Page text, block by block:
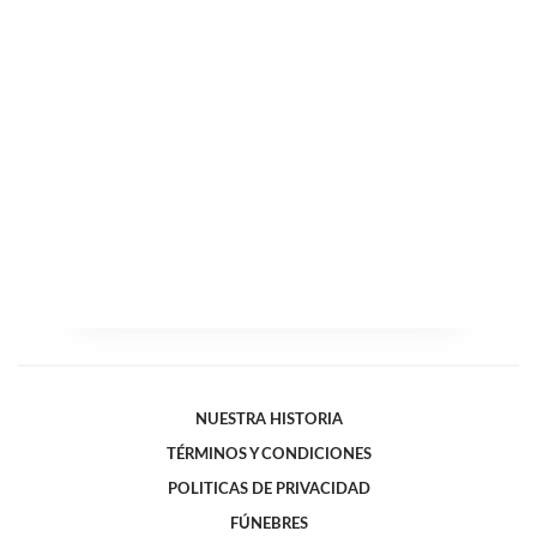
NUESTRA HISTORIA
TÉRMINOS Y CONDICIONES
POLITICAS DE PRIVACIDAD
FÚNEBRES